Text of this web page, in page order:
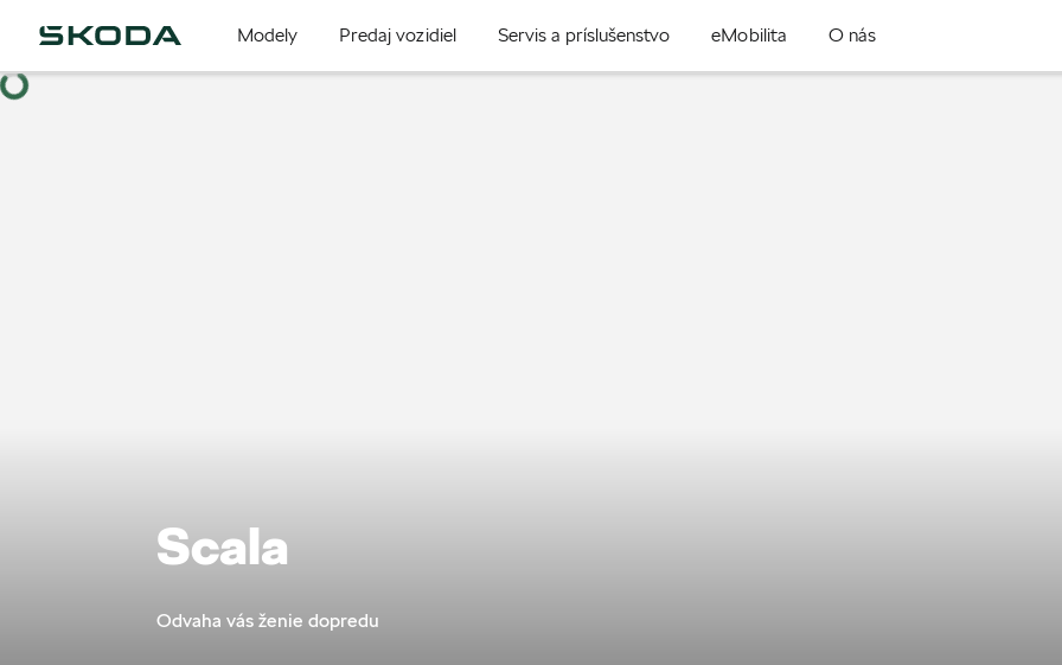
Modely Predaj vozidiel Servis a príslušenstvo eMobilita O nás
Scala
Odvaha vás ženie dopredu